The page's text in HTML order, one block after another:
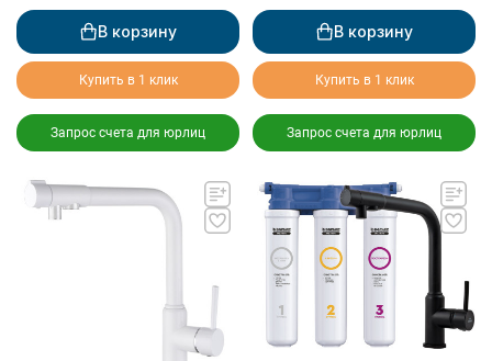
В корзину
Купить в 1 клик
Запрос счета для юрлиц
В корзину
Купить в 1 клик
Запрос счета для юрлиц